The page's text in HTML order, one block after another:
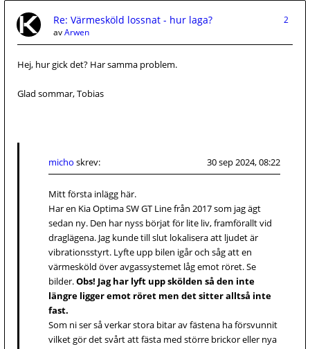
Re: Värmesköld lossnat - hur laga?
2
avArwen
Hej, hur gick det? Har samma problem.
Glad sommar, Tobias
micho skrev: 30 sep 2024, 08:22
Mitt första inlägg här.
Har en Kia Optima SW GT Line från 2017 som jag ägt
sedan ny. Den har nyss börjat för lite liv, framförallt vid
draglägena. Jag kunde till slut lokalisera att ljudet är
vibrationsstyrt. Lyfte upp bilen igår och såg att en
värmesköld över avgassystemet låg emot röret. Se
bilder.Obs! Jag har lyft upp skölden så den inte
längre ligger emot röret men det sitter alltså inte
fast.
Som ni ser så verkar stora bitar av fästena ha försvunnit
vilket gör det svårt att fästa med större brickor eller nya